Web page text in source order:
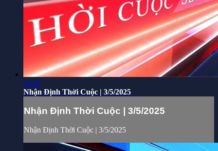
25:45
Nhận Định Thời Cuộc | 3/5/2025
Nhận Định Thời Cuộc | 3/5/2025
Nhận Định Thời Cuộc | 3/5/2025